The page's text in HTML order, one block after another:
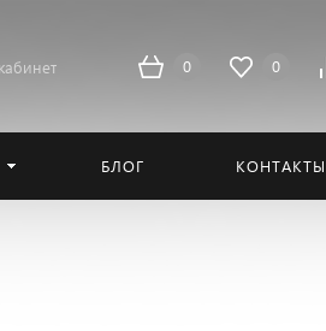
0 0
БЛОГ КОНТАКТЫ